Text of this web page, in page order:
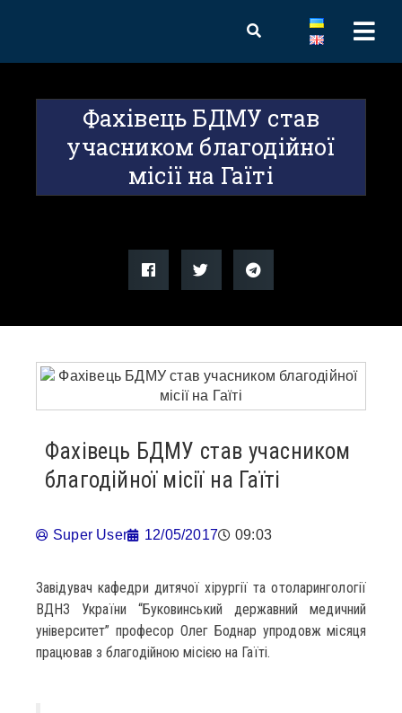
Фахівець БДМУ став
учасником благодійної
місії на Гаїті
Фахівець БДМУ став учасником
благодійної місії на Гаїті
Super User 12/05/2017 09:03
Завідувач кафедри дитячої хірургії та отоларингології
ВДНЗ України “Буковинський державний медичний
університет” професор Олег Боднар упродовж місяця
працював з благодійною місією на Гаїті.